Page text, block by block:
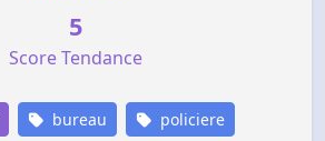
5
Score Tendance
bureau policiere